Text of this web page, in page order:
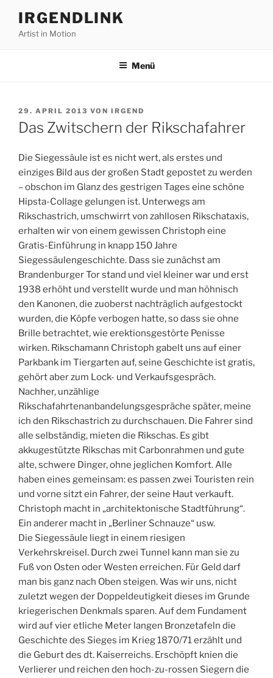
Inhalt
springen
IRGENDLINK
Artist in Motion
Menü
VERÖFFENTLICHT
AM
29. APRIL 2013 VON IRGEND
Das Zwitschern der Rikschafahrer
Die Siegessäule ist es nicht wert, als erstes und
einziges Bild aus der großen Stadt gepostet zu werden
– obschon im Glanz des gestrigen Tages eine schöne
Hipsta-Collage gelungen ist. Unterwegs am
Rikschastrich, umschwirrt von zahllosen Rikschataxis,
erhalten wir von einem gewissen Christoph eine
Gratis-Einführung in knapp 150 Jahre
Siegessäulengeschichte. Dass sie zunächst am
Brandenburger Tor stand und viel kleiner war und erst
1938 erhöht und verstellt wurde und man höhnisch
den Kanonen, die zuoberst nachträglich aufgestockt
wurden, die Köpfe verbogen hatte, so dass sie ohne
Brille betrachtet, wie erektionsgestôrte Penisse
wirken. Rikschamann Christoph gabelt uns auf einer
Parkbank im Tiergarten auf, seine Geschichte ist gratis,
gehört aber zum Lock- und Verkaufsgespräch.
Nachher, unzählige
Rikschafahrtenanbandelungsgespräche später, meine
ich den Rikschastrich zu durchschauen. Die Fahrer sind
alle selbständig, mieten die Rikschas. Es gibt
akkugestützte Rikschas mit Carbonrahmen und gute
alte, schwere Dinger, ohne jeglichen Komfort. Alle
haben eines gemeinsam: es passen zwei Touristen rein
und vorne sitzt ein Fahrer, der seine Haut verkauft.
Christoph macht in „architektonische Stadtführung“.
Ein anderer macht in „Berliner Schnauze“ usw.
Die Siegessäule liegt in einem riesigen
Verkehrskreisel. Durch zwei Tunnel kann man sie zu
Fuß von Osten oder Westen erreichen. Für Geld darf
man bis ganz nach Oben steigen. Was wir uns, nicht
zuletzt wegen der Doppeldeutigkeit dieses im Grunde
kriegerischen Denkmals sparen. Auf dem Fundament
wird auf vier etliche Meter langen Bronzetafeln die
Geschichte des Sieges im Krieg 1870/71 erzählt und
die Geburt des dt. Kaiserreichs. Erschöpft knien die
Verlierer und reichen den hoch-zu-rossen Siegern die